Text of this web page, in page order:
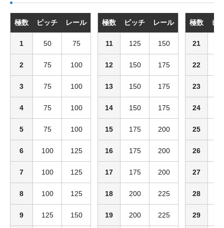
極数 ピッチ レール
1 50 75
2 75 100
3 75 100
4 75 100
5 75 100
6 100 125
7 100 125
8 100 125
9 125 150
極数 ピッチ レール
11 125 150
12 150 175
13 150 175
14 150 175
15 175 200
16 175 200
17 175 200
18 200 225
19 200 225
極数 ピ
21
22
23
24
25
26
27
28
29